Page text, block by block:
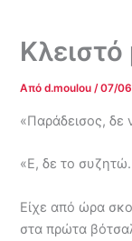
Απόd.moulou/07/
«Παράδεισος, δε
«Ε, δε το
Είχε από ώρα
στα πρώτα